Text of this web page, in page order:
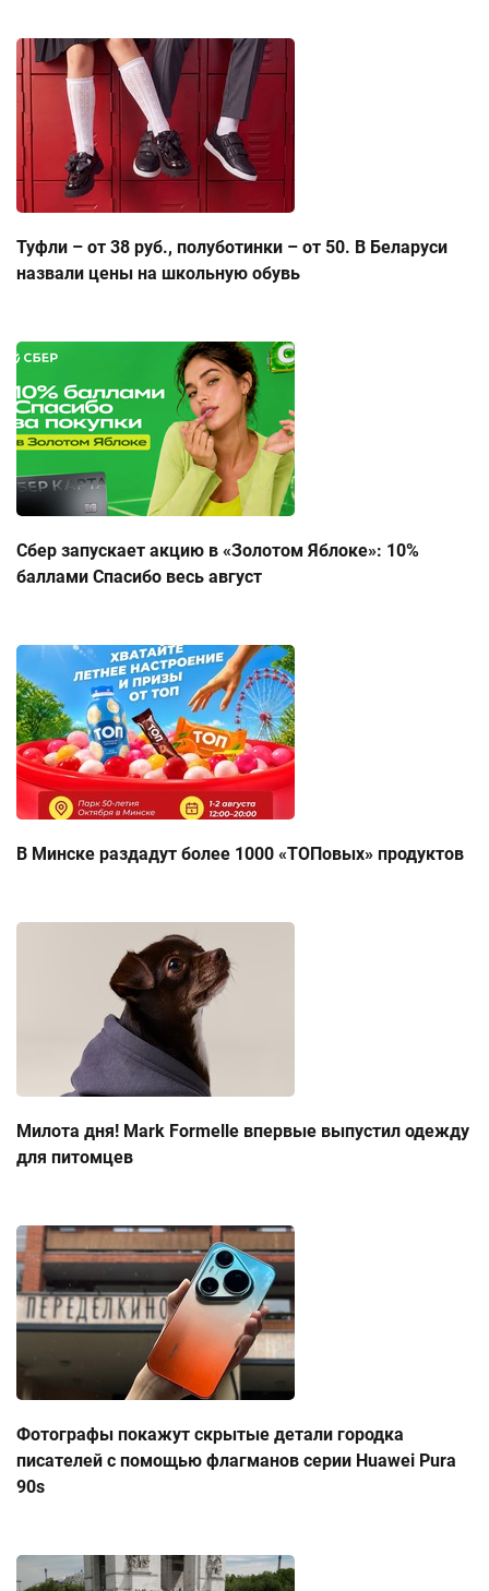
Туфли – от 38 руб., полуботинки – от 50. В Беларуси
назвали цены на школьную обувь
Сбер запускает акцию в «Золотом Яблоке»: 10%
баллами Спасибо весь август
В Минске раздадут более 1000 «ТОПовых» продуктов
Милота дня! Mark Formelle впервые выпустил одежду
для питомцев
Фотографы покажут скрытые детали городка
писателей с помощью флагманов серии Huawei Pura
90s